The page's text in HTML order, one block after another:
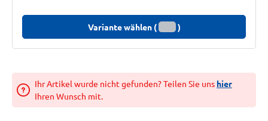
Variante wählen ( )
Ihr Artikel wurde nicht gefunden? Teilen Sie uns hier
Ihren Wunsch mit.